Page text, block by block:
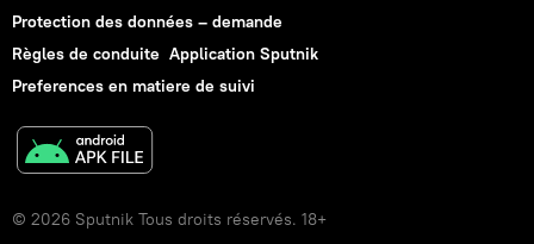
Protection des données – demande
Règles de conduite Application Sputnik
Preferences en matiere de suivi
© 2026 Sputnik Tous droits réservés. 18+